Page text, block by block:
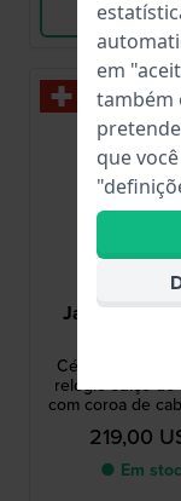
Ver
Jacques du
Céline 29 mm
relógio suíço de
com coroa de
índices
219,00
● Em
em
também
que